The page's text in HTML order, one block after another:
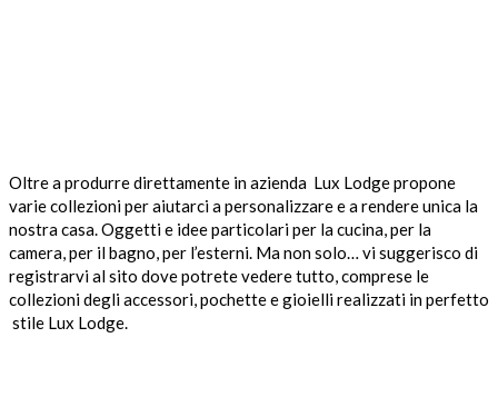
Oltre a produrre direttamente in azienda Lux Lodge propone
varie collezioni per aiutarci a personalizzare e a rendere unica la
nostra casa. Oggetti e idee particolari per la cucina, per la
camera, per il bagno, per l’esterni. Ma non solo… vi suggerisco di
registrarvi al sito dove potrete vedere tutto, comprese le
collezioni degli accessori, pochette e gioielli realizzati in perfetto
stile Lux Lodge.